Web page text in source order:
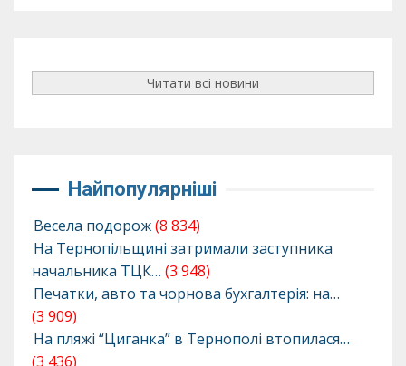
Читати всі новини
Найпопулярніші
Весела подорож(8 834)
На Тернопільщині затримали заступника
начальника ТЦК… (3 948)
Печатки, авто та чорнова бухгалтерія: на…
(3 909)
На пляжі “Циганка” в Тернополі втопилася…
(3 436)